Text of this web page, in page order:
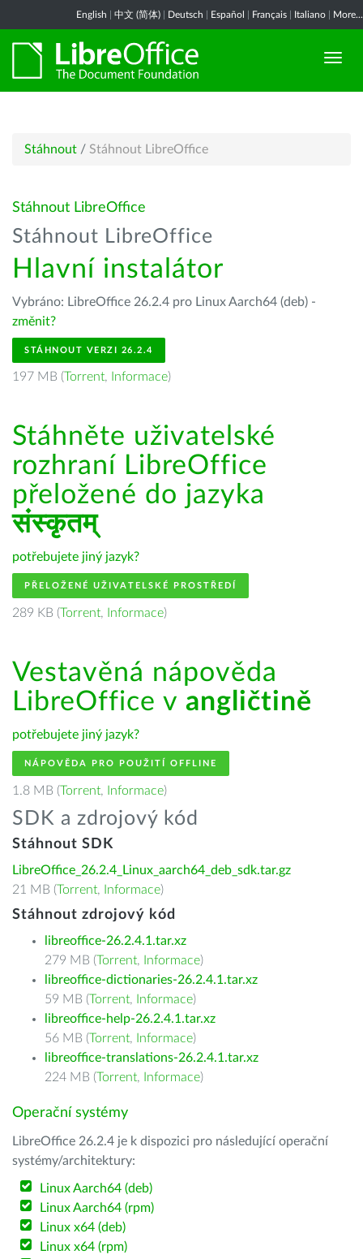
English 中文 (简体) Deutsch Español Français Italiano More...
Stáhnout / Stáhnout LibreOffice
Stáhnout LibreOffice
Stáhnout LibreOffice
Hlavní instalátor
Vybráno: LibreOffice 26.2.4 pro Linux Aarch64 (deb) -
změnit?
STÁHNOUT VERZI 26.2.4
197 MB (Torrent, Informace)
Stáhněte uživatelské
rozhraní LibreOffice
přeložené do jazyka
संस्कृतम्
potřebujete jiný jazyk?
PŘELOŽENÉ UŽIVATELSKÉ PROSTŘEDÍ
289 KB (Torrent, Informace)
Vestavěná nápověda
LibreOffice v angličtině
potřebujete jiný jazyk?
NÁPOVĚDA PRO POUŽITÍ OFFLINE
1.8 MB (Torrent, Informace)
SDK a zdrojový kód
Stáhnout SDK
LibreOffice_26.2.4_Linux_aarch64_deb_sdk.tar.gz
21 MB (Torrent, Informace)
Stáhnout zdrojový kód
libreoffice-26.2.4.1.tar.xz
279 MB (Torrent, Informace)
libreoffice-dictionaries-26.2.4.1.tar.xz
59 MB (Torrent, Informace)
libreoffice-help-26.2.4.1.tar.xz
56 MB (Torrent, Informace)
libreoffice-translations-26.2.4.1.tar.xz
224 MB (Torrent, Informace)
Operační systémy
LibreOffice 26.2.4 je k dispozici pro následující operační
systémy/architektury:
Linux Aarch64 (deb)
Linux Aarch64 (rpm)
Linux x64 (deb)
Linux x64 (rpm)